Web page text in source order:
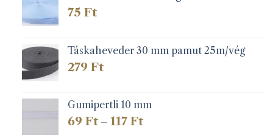
75 Ft
Táskaheveder 30 mm pamut 25m/vég
279 Ft
Gumipertli 10 mm
69 Ft – 117 FtÁrtartomány: